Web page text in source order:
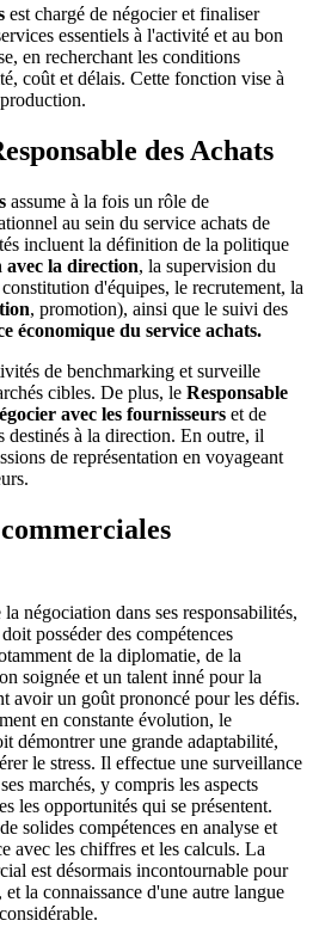
est chargé de négocier et finaliser
essentiels à l'activité et au bon
en recherchant les conditions
coût et délais. Cette fonction vise à
des Achats
assume à la fois un rôle de
au sein du service achats de
incluent la définition de la politique
la direction, la supervision du
d'équipes, le recrutement, la
, promotion), ainsi que le suivi des
économique du service achats.
de benchmarking et surveille
cibles. De plus, le Responsable
avec les fournisseurs et de
destinés à la direction. En outre, il
de représentation en voyageant
négociation dans ses responsabilités,
doit posséder des compétences
de la diplomatie, de la
soignée et un talent inné pour la
avoir un goût prononcé pour les défis.
en constante évolution, le
démontrer une grande adaptabilité,
le stress. Il effectue une surveillance
marchés, y compris les aspects
les opportunités qui se présentent.
solides compétences en analyse et
avec les chiffres et les calculs. La
est désormais incontournable pour
, et la connaissance d'une autre langue